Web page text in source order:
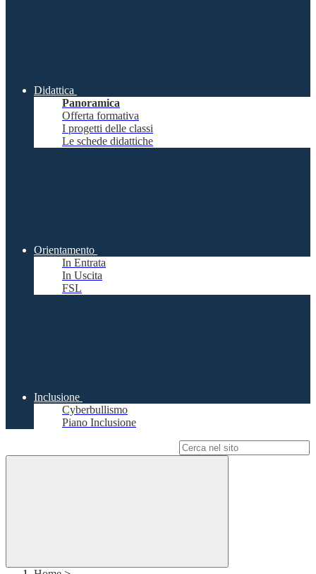
Didattica
Panoramica
Offerta formativa
I progetti delle classi
Le schede didattiche
Orientamento
In Entrata
In Uscita
FSL
Inclusione
Cyberbullismo
Piano Inclusione